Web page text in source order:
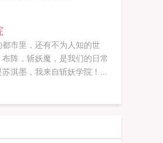
市里，还有不为人知的世
阵，斩妖魔，是我们的日常
淇墨，我来自斩妖学院！...